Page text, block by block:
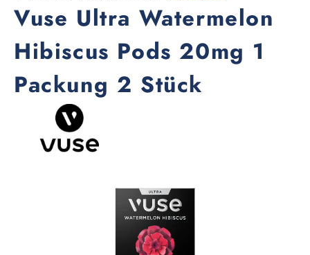
Vuse Ultra Watermelon
Hibiscus Pods 20mg 1
Packung 2 Stück
Bildergalerie überspringen